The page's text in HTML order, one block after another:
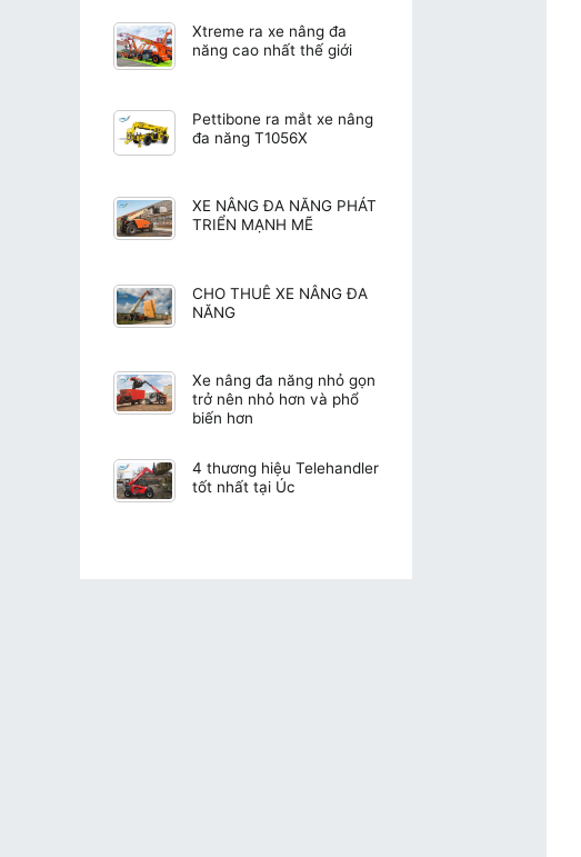
Xtreme ra xe nâng đa
năng cao nhất thế giới
Pettibone ra mắt xe nâng
đa năng T1056X
XE NÂNG ĐA NĂNG PHÁT
TRIỂN MẠNH MẼ
CHO THUÊ XE NÂNG ĐA
NĂNG
Xe nâng đa năng nhỏ gọn
trở nên nhỏ hơn và phổ
biến hơn
4 thương hiệu Telehandler
tốt nhất tại Úc